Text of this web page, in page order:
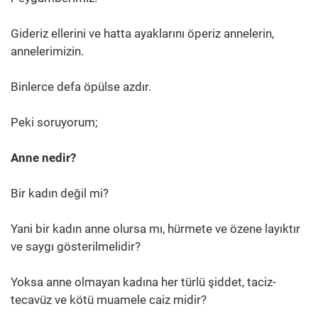
Gideriz ellerini ve hatta ayaklarını öperiz annelerin,
annelerimizin.
Binlerce defa öpülse azdır.
Peki soruyorum;
Anne nedir?
Bir kadın değil mi?
Yani bir kadın anne olursa mı, hürmete ve özene layıktır
ve saygı gösterilmelidir?
Yoksa anne olmayan kadına her türlü şiddet, taciz-
tecavüz ve kötü muamele caiz midir?